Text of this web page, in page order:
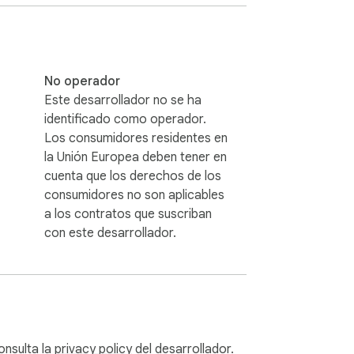
o narraciones directamente
una grabación y gestionar tu
cubierto, con estabilidad y calidad
ajustar varios parámetros para
No operador
Este desarrollador no se ha
identificado como operador.
Los consumidores residentes en
la Unión Europea deben tener en
cuenta que los derechos de los
consumidores no son aplicables
a los contratos que suscriban
con este desarrollador.
la privacy policydel desarrollador.